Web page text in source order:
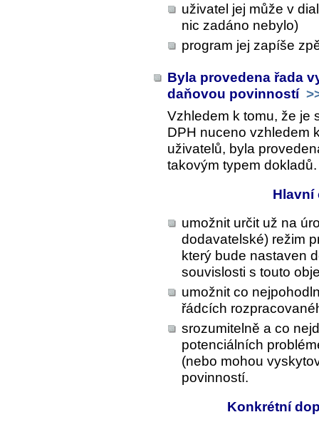
uživatel jej může v
nic zadáno nebylo)
program jej zapíše
Byla provedena řada
daňovou povinností
Vzhledem k tomu, že je
DPH nuceno vzhledem
uživatelů, byla
takovým typem dokladů.
Hlavní
umožnit určit už na
dodavatelské) režim
který bude nastaven
souvislosti s touto
umožnit co
řádcích
srozumitelně a co
potenciálních
(nebo mohou
povinností.
Konkrétní